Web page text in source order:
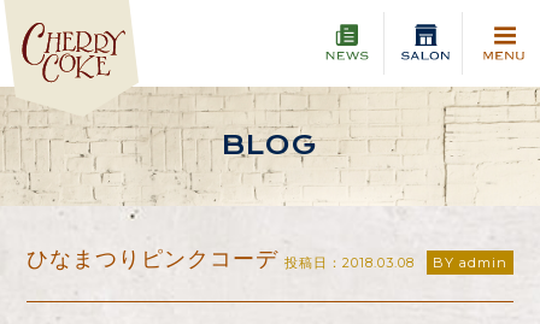
BLOG
ひなまつりピンクコーデ 投稿日：2018.03.08 BY admin